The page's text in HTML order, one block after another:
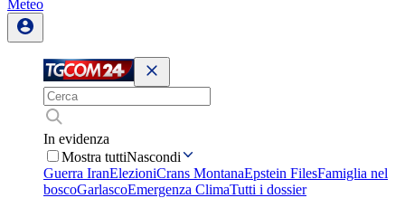
Meteo
In evidenza
Mostra tuttiNascondi
Guerra IranElezioniCrans MontanaEpstein FilesFamiglia nel
boscoGarlascoEmergenza ClimaTutti i dossier